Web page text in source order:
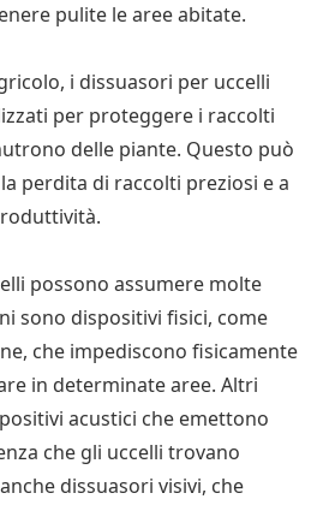
pulite le aree abitate.
i dissuasori per uccelli
per proteggere i raccolti
delle piante. Questo può
perdita di raccolti preziosi e a
possono assumere molte
sono dispositivi fisici, come
che impediscono fisicamente
in determinate aree. Altri
acustici che emettono
che gli uccelli trovano
dissuasori visivi, che